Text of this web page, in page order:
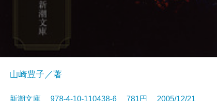
山崎豊子／著
新潮文庫 978-4-10-110438-6 781円 2005/12/21